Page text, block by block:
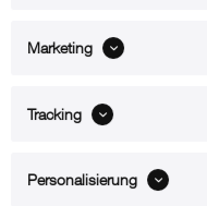
Marketing
Tracking
Personalisierung